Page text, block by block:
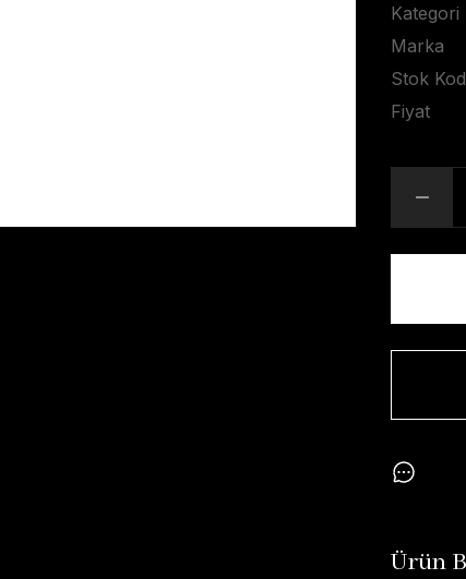
Kategori
Marka
Stok
Fiyat
Ürün